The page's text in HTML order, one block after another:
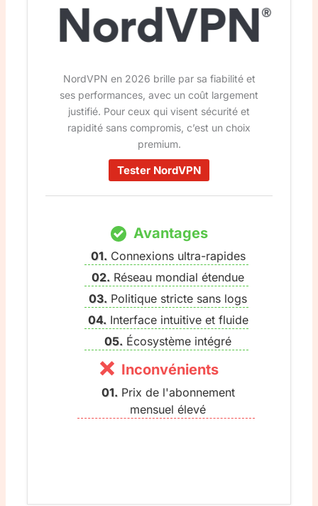
NordVPN en 2026 brille par sa fiabilité et
ses performances, avec un coût largement
justifié. Pour ceux qui visent sécurité et
rapidité sans compromis, c’est un choix
premium.
Tester NordVPN
Avantages
Connexions ultra-rapides
Réseau mondial étendue
Politique stricte sans logs
Interface intuitive et fluide
Écosystème intégré
Inconvénients
Prix de l'abonnement
mensuel élevé